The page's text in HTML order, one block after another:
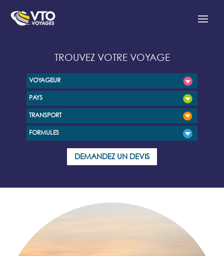
TROUVEZ VOTRE VOYAGE
VOYAGEUR
PAYS
TRANSPORT
FORMULES
DEMANDEZ UN DEVIS